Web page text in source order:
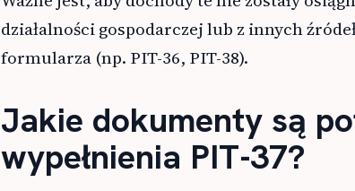
działalności gospodarczej lub z innych
formularza (np. PIT-36, PIT-38).
Jakie dokumenty są
wypełnienia PIT-37?